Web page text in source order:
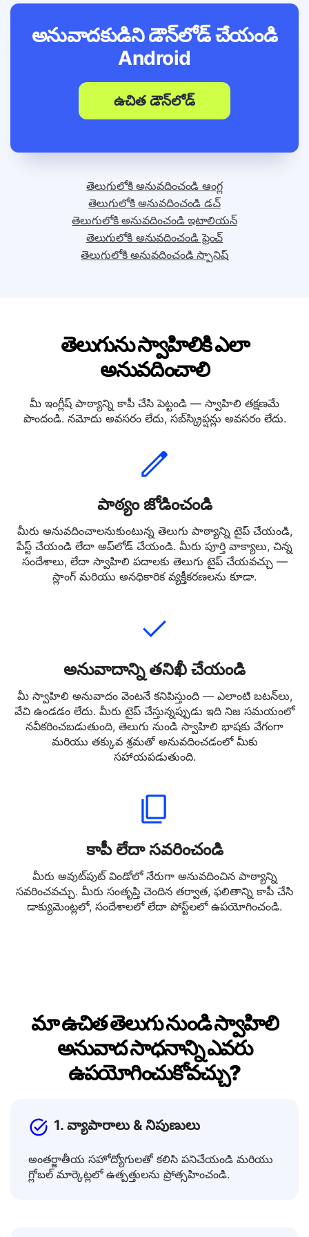
అనువాదకుడిని డౌన్‌లోడ్ చేయండి
Android
ఉచిత డౌన్‌లోడ్
తెలుగులోకి అనువదించండి ఆంగ్ల
తెలుగులోకి అనువదించండి డచ్
తెలుగులోకి అనువదించండి ఇటాలియన్
తెలుగును స్వాహిలికి ఎలా
అనువదించాలి
పొందండి. నమోదు అవసరం లేదు, సబ్‌స్క్రిప్షన్లు అవసరం లేదు.
పాఠ్యం జోడించండి
మీరు అనువదించాలనుకుంటున్న తెలుగు పాఠ్యాన్ని టైప్ చేయండి,
పేస్ట్ చేయండి లేదా అప్‌లోడ్ చేయండి. మీరు పూర్తి వాక్యాలు, చిన్న
అనువాదాన్ని తనిఖీ చేయండి
మీ స్వాహిలి అనువాదం వెంటనే కనిపిస్తుంది — ఎలాంటి బటన్‌లు,
వేచి ఉండడం లేదు. మీరు టైప్ చేస్తున్నప్పుడు ఇది నిజ సమయంలో
నవీకరించబడుతుంది, తెలుగు నుండి స్వాహిలి భాషకు వేగంగా
సహాయపడుతుంది.
కాపీ లేదా సవరించండి
మీరు అవుట్‌పుట్ విండోలో నేరుగా అనువదించిన పాఠ్యాన్ని
మా ఉచిత తెలుగు నుండి స్వాహిలి
అనువాద సాధనాన్ని ఎవరు
1. వ్యాపారాలు & నిపుణులు